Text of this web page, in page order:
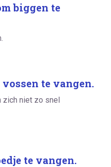
biggen te
te vangen.
zich niet zo snel
te vangen.